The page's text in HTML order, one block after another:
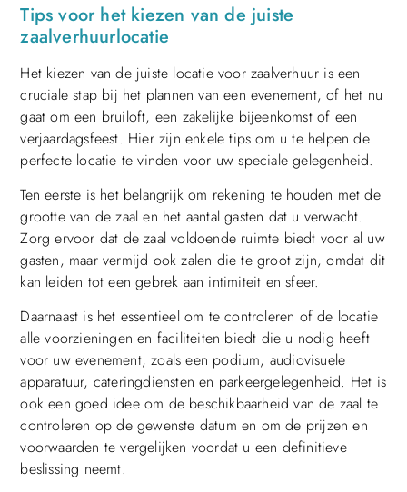
Tips voor het kiezen van de juiste
zaalverhuurlocatie
Het kiezen van de juiste locatie voor zaalverhuur is een
cruciale stap bij het plannen van een evenement, of het nu
gaat om een bruiloft, een zakelijke bijeenkomst of een
verjaardagsfeest. Hier zijn enkele tips om u te helpen de
perfecte locatie te vinden voor uw speciale gelegenheid.
Ten eerste is het belangrijk om rekening te houden met de
grootte van de zaal en het aantal gasten dat u verwacht.
Zorg ervoor dat de zaal voldoende ruimte biedt voor al uw
gasten, maar vermijd ook zalen die te groot zijn, omdat dit
kan leiden tot een gebrek aan intimiteit en sfeer.
Daarnaast is het essentieel om te controleren of de locatie
alle voorzieningen en faciliteiten biedt die u nodig heeft
voor uw evenement, zoals een podium, audiovisuele
apparatuur, cateringdiensten en parkeergelegenheid. Het is
ook een goed idee om de beschikbaarheid van de zaal te
controleren op de gewenste datum en om de prijzen en
voorwaarden te vergelijken voordat u een definitieve
beslissing neemt.